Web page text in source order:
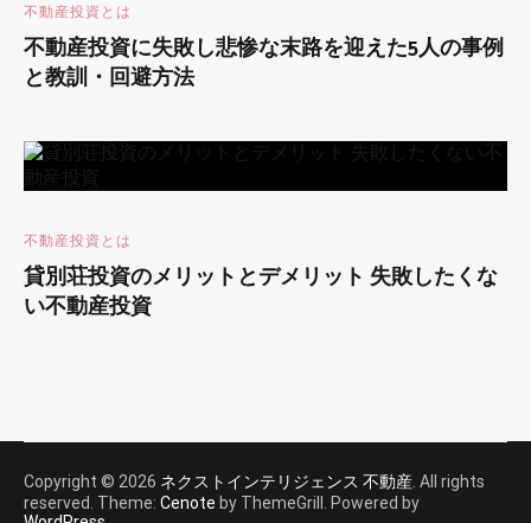
不動産投資とは
不動産投資に失敗し悲惨な末路を迎えた5人の事例
と教訓・回避方法
不動産投資とは
貸別荘投資のメリットとデメリット 失敗したくな
い不動産投資
Copyright © 2026 ネクストインテリジェンス 不動産 . All rights
reserved. Theme: Cenote by ThemeGrill. Powered by